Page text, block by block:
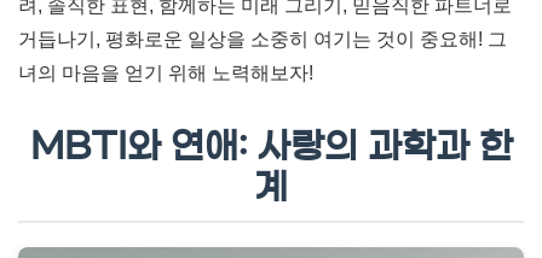
려, 솔직한 표현, 함께하는 미래 그리기, 믿음직한 파트너로
거듭나기, 평화로운 일상을 소중히 여기는 것이 중요해! 그
녀의 마음을 얻기 위해 노력해보자!
MBTI와 연애: 사랑의 과학과 한
계